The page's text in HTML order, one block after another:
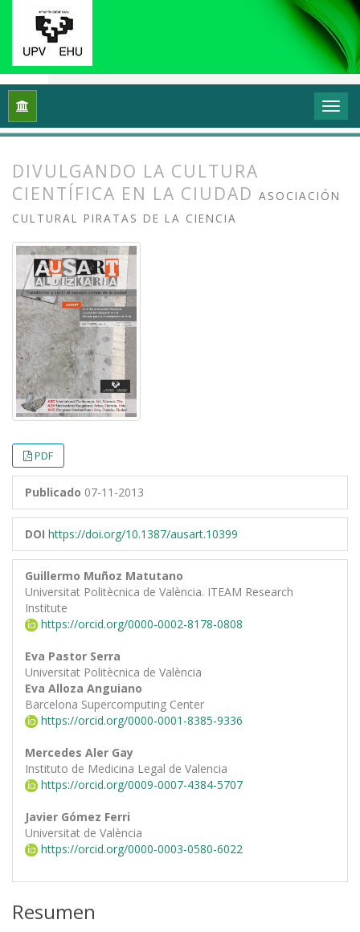
Inicio Vol. 1 Núm. 1-2 (2013): I Congreso
DIVULGANDO LA CULTURA
CIENTÍFICA EN LA CIUDAD ASOCIACIÓN
CULTURAL PIRATAS DE LA CIENCIA
PDF
Publicado 07-11-2013
DOI https://doi.org/10.1387/ausart.10399
Guillermo Muñoz Matutano
Universitat Politècnica de València. ITEAM Research
Institute
https://orcid.org/0000-0002-8178-0808
Eva Pastor Serra
Universitat Politècnica de València
Eva Alloza Anguiano
Barcelona Supercomputing Center
https://orcid.org/0000-0001-8385-9336
Mercedes Aler Gay
Instituto de Medicina Legal de Valencia
https://orcid.org/0009-0007-4384-5707
Javier Gómez Ferri
Universitat de València
https://orcid.org/0000-0003-0580-6022
Resumen